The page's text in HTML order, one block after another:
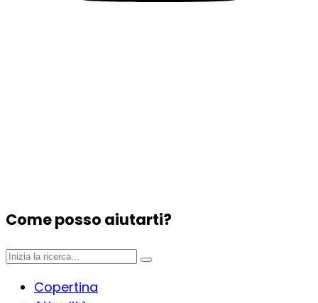
Come posso aiutarti?
Copertina